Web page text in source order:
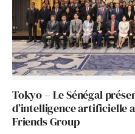
Tokyo – Le Sénégal
d’intelligence artificielle
Friends Group